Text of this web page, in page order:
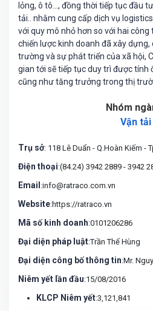
lỏng, ô tô..., đồng thời tiếp tục đầu
tải.. nhằm cung cấp dịch vụ
với quy mô nhỏ hơn so với hai
chiến lược kinh doanh đã xây
trường và sự phát triển của xã hội,
gian tới sẽ tiếp tục duy trì được tính
cũng như tăng trưởng trong thị
Nhóm
Vận tải
Trụ sở: 118 Lê Duẩn - Q.Hoàn Kiếm -
Điện thoại:(84.24) 3942 2889 - 3942
Email :info@ratraco.com.vn
Website:https://ratraco.vn
Mã số kinh doanh:0101206286
Đại diện pháp luật:Trần Thế Hùng
Đại diện công bố thông tin:Mr.
Niêm yết lần đầu:15/08/2016
KLCP Niêm yết:3,121,841